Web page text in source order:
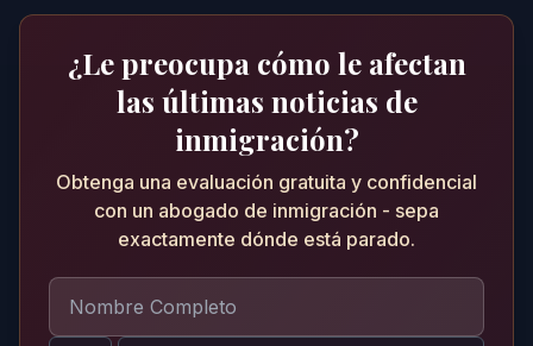
¿Le preocupa cómo le afectan
las últimas noticias de
inmigración?
Obtenga una evaluación gratuita y confidencial
con un abogado de inmigración - sepa
exactamente dónde está parado.